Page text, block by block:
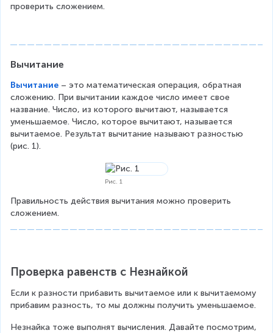
проверить сложением.
Вычитание
Вычитание – это математическая операция, обратная
сложению. При вычитании каждое число имеет свое
название. Число, из которого вычитают, называется
уменьшаемое. Число, которое вычитают, называется
вычитаемое. Результат вычитание называют разностью
(рис. 1).
Рис. 1
Правильность действия вычитания можно проверить
сложением.
Проверка равенств с Незнайкой
Если к разности прибавить вычитаемое или к вычитаемому
прибавим разность, то мы должны получить уменьшаемое.
Незнайка тоже выполнят вычисления. Давайте посмотрим,